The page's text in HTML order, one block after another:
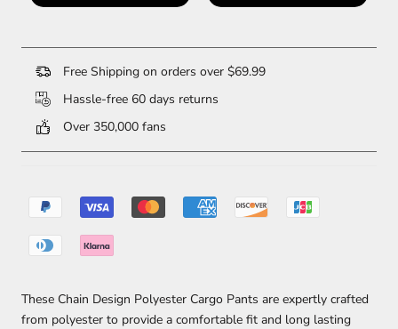
Free Shipping on orders over $69.99
Hassle-free 60 days returns
Over 350,000 fans
These Chain Design Polyester Cargo Pants are expertly crafted
from polyester to provide a comfortable fit and long lasting